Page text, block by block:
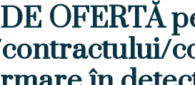
OFERTĂ